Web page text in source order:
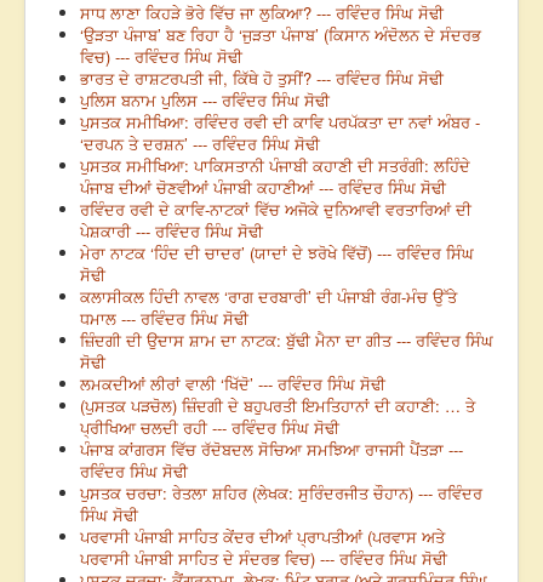
ਸਾਧ ਲਾਣਾ ਕਿਹੜੇ ਭੋਰੇ ਵਿੱਚ ਜਾ ਲੁਕਿਆ? --- ਰਵਿੰਦਰ ਸਿੰਘ ਸੋਢੀ
‘ਉੜਤਾ ਪੰਜਾਬ’ ਬਣ ਰਿਹਾ ਹੈ ‘ਜੁੜਤਾ ਪੰਜਾਬ’ (ਕਿਸਾਨ ਅੰਦੋਲਨ ਦੇ ਸੰਦਰਭ
ਵਿਚ) --- ਰਵਿੰਦਰ ਸਿੰਘ ਸੋਢੀ
ਭਾਰਤ ਦੇ ਰਾਸ਼ਟਰਪਤੀ ਜੀ, ਕਿੱਥੇ ਹੋ ਤੁਸੀਂ? --- ਰਵਿੰਦਰ ਸਿੰਘ ਸੋਢੀ
ਪੁਲਿਸ ਬਨਾਮ ਪੁਲਿਸ --- ਰਵਿੰਦਰ ਸਿੰਘ ਸੋਢੀ
ਪੁਸਤਕ ਸਮੀਖਿਆ: ਰਵਿੰਦਰ ਰਵੀ ਦੀ ਕਾਵਿ ਪਰਪੱਕਤਾ ਦਾ ਨਵਾਂ ਅੰਬਰ -
‘ਦਰਪਨ ਤੇ ਦਰਸ਼ਨ’ --- ਰਵਿੰਦਰ ਸਿੰਘ ਸੋਢੀ
ਪੁਸਤਕ ਸਮੀਖਿਆ: ਪਾਕਿਸਤਾਨੀ ਪੰਜਾਬੀ ਕਹਾਣੀ ਦੀ ਸਤਰੰਗੀ: ਲਹਿੰਦੇ
ਪੰਜਾਬ ਦੀਆਂ ਚੋਣਵੀਆਂ ਪੰਜਾਬੀ ਕਹਾਣੀਆਂ --- ਰਵਿੰਦਰ ਸਿੰਘ ਸੋਢੀ
ਰਵਿੰਦਰ ਰਵੀ ਦੇ ਕਾਵਿ-ਨਾਟਕਾਂ ਵਿੱਚ ਅਜੋਕੇ ਦੁਨਿਆਵੀ ਵਰਤਾਰਿਆਂ ਦੀ
ਪੇਸ਼ਕਾਰੀ --- ਰਵਿੰਦਰ ਸਿੰਘ ਸੋਢੀ
ਮੇਰਾ ਨਾਟਕ ‘ਹਿੰਦ ਦੀ ਚਾਦਰ’ (ਯਾਦਾਂ ਦੇ ਝਰੋਖੇ ਵਿੱਚੋਂ) --- ਰਵਿੰਦਰ ਸਿੰਘ
ਸੋਢੀ
ਕਲਾਸੀਕਲ ਹਿੰਦੀ ਨਾਵਲ ‘ਰਾਗ ਦਰਬਾਰੀ’ ਦੀ ਪੰਜਾਬੀ ਰੰਗ-ਮੰਚ ਉੱਤੇ
ਧਮਾਲ --- ਰਵਿੰਦਰ ਸਿੰਘ ਸੋਢੀ
ਜ਼ਿੰਦਗੀ ਦੀ ਉਦਾਸ ਸ਼ਾਮ ਦਾ ਨਾਟਕ: ਬੁੱਢੀ ਮੈਨਾ ਦਾ ਗੀਤ --- ਰਵਿੰਦਰ ਸਿੰਘ
ਸੋਢੀ
ਲਮਕਦੀਆਂ ਲੀਰਾਂ ਵਾਲੀ ‘ਖਿੱਦੋ’ --- ਰਵਿੰਦਰ ਸਿੰਘ ਸੋਢੀ
(ਪੁਸਤਕ ਪੜਚੋਲ) ਜ਼ਿੰਦਗੀ ਦੇ ਬਹੁਪਰਤੀ ਇਮਤਿਹਾਨਾਂ ਦੀ ਕਹਾਣੀ: … ਤੇ
ਪ੍ਰੀਖਿਆ ਚਲਦੀ ਰਹੀ --- ਰਵਿੰਦਰ ਸਿੰਘ ਸੋਢੀ
ਪੰਜਾਬ ਕਾਂਗਰਸ ਵਿੱਚ ਰੱਦੋਬਦਲ ਸੋਚਿਆ ਸਮਝਿਆ ਰਾਜਸੀ ਪੈਂਤੜਾ ---
ਰਵਿੰਦਰ ਸਿੰਘ ਸੋਢੀ
ਪੁਸਤਕ ਚਰਚਾ: ਰੇਤਲਾ ਸ਼ਹਿਰ (ਲੇਖਕ: ਸੁਰਿੰਦਰਜੀਤ ਚੌਹਾਨ) --- ਰਵਿੰਦਰ
ਸਿੰਘ ਸੋਢੀ
ਪਰਵਾਸੀ ਪੰਜਾਬੀ ਸਾਹਿਤ ਕੇਂਦਰ ਦੀਆਂ ਪ੍ਰਾਪਤੀਆਂ (ਪਰਵਾਸ ਅਤੇ
ਪਰਵਾਸੀ ਪੰਜਾਬੀ ਸਾਹਿਤ ਦੇ ਸੰਦਰਭ ਵਿਚ) --- ਰਵਿੰਦਰ ਸਿੰਘ ਸੋਢੀ